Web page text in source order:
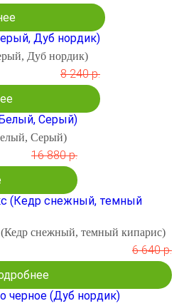
Дуб нордик)
8 240 р.
Серый)
16 880 р.
снежный, темный кипарис)
6 640 р.